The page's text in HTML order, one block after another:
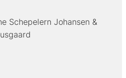
Schepelern Johansen